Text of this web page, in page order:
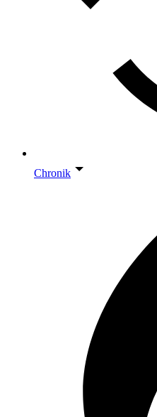
Chronik